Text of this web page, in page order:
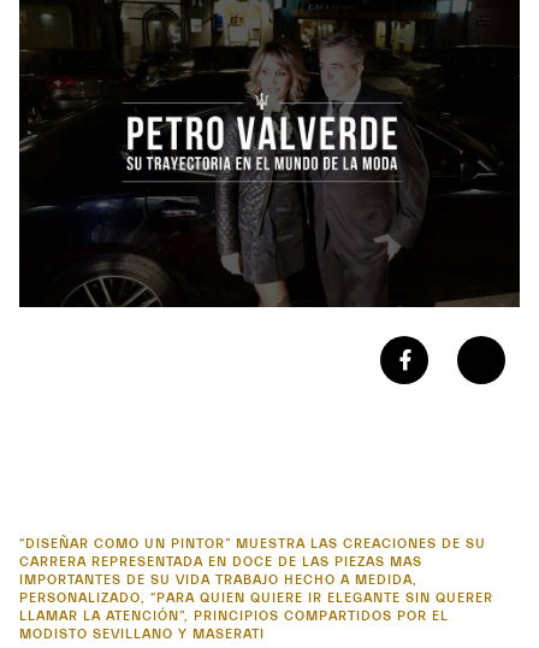
“DISEÑAR COMO UN PINTOR” MUESTRA LAS CREACIONES DE SU
CARRERA REPRESENTADA EN DOCE DE LAS PIEZAS MAS
IMPORTANTES DE SU VIDA TRABAJO HECHO A MEDIDA,
PERSONALIZADO, “PARA QUIEN QUIERE IR ELEGANTE SIN QUERER
LLAMAR LA ATENCIÓN”, PRINCIPIOS COMPARTIDOS POR EL
MODISTO SEVILLANO Y MASERATI